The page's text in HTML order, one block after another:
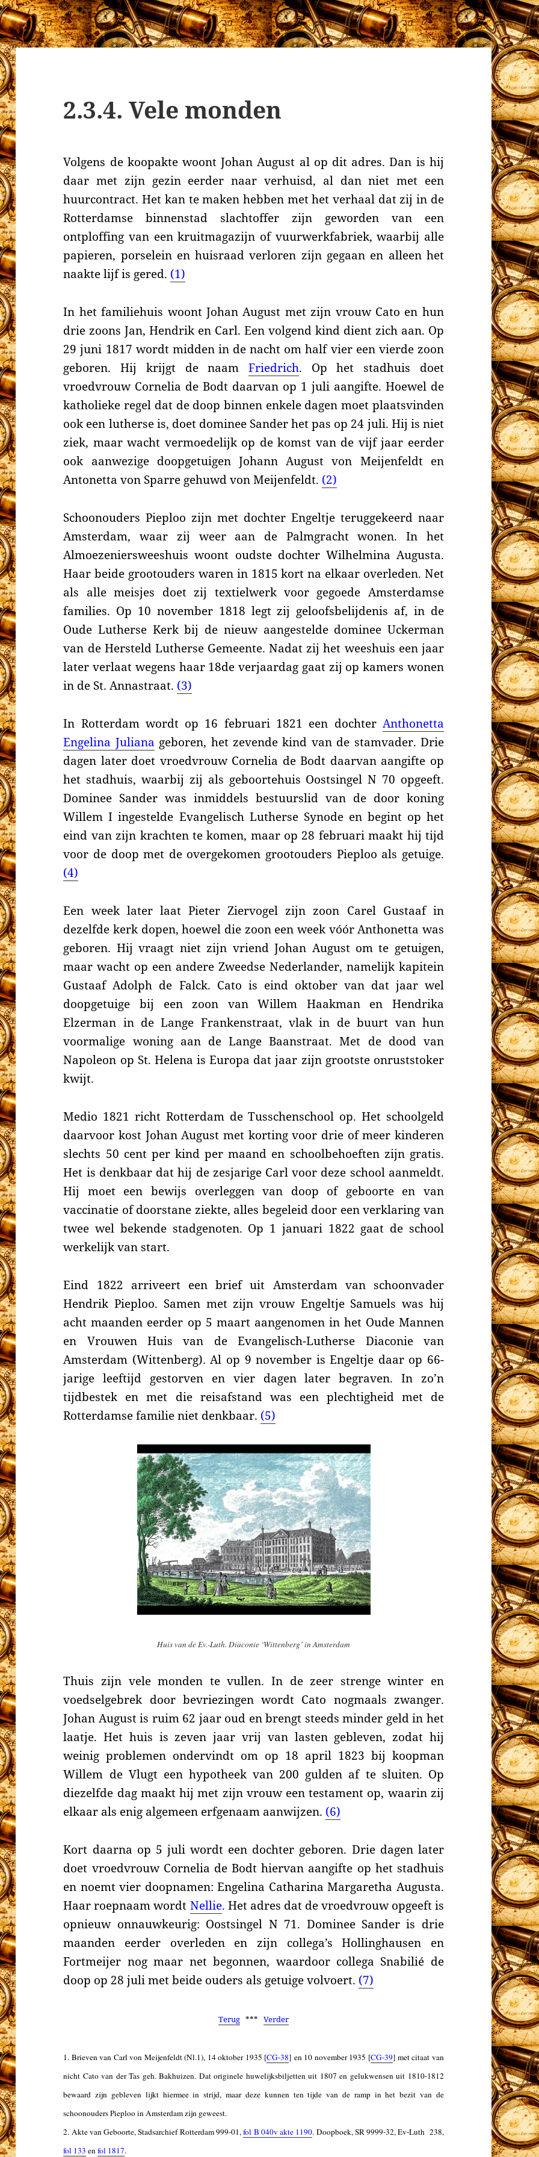
2.3.4. Vele monden
Volgens de koopakte woont Johan August al op dit adres. Dan is hij
daar met zijn gezin eerder naar verhuisd, al dan niet met een
huurcontract. Het kan te maken hebben met het verhaal dat zij in de
Rotterdamse binnenstad slachtoffer zijn geworden van een
ontploffing van een kruitmagazijn of vuurwerkfabriek, waarbij alle
papieren, porselein en huisraad verloren zijn gegaan en alleen het
naakte lijf is gered. (1)
In het familiehuis woont Johan August met zijn vrouw Cato en hun
drie zoons Jan, Hendrik en Carl. Een volgend kind dient zich aan. Op
29 juni 1817 wordt midden in de nacht om half vier een vierde zoon
geboren. Hij krijgt de naam Friedrich. Op het stadhuis doet
vroedvrouw Cornelia de Bodt daarvan op 1 juli aangifte. Hoewel de
katholieke regel dat de doop binnen enkele dagen moet plaatsvinden
ook een lutherse is, doet dominee Sander het pas op 24 juli. Hij is niet
ziek, maar wacht vermoedelijk op de komst van de vijf jaar eerder
ook aanwezige doopgetuigen Johann August von Meijenfeldt en
Antonetta von Sparre gehuwd von Meijenfeldt. (2)
Schoonouders Pieploo zijn met dochter Engeltje teruggekeerd naar
Amsterdam, waar zij weer aan de Palmgracht wonen. In het
Almoezeniersweeshuiswoont oudste dochter Wilhelmina Augusta.
Haar beide grootouders waren in 1815 kort na elkaar overleden. Net
als alle meisjes doet zij textielwerk voor gegoede Amsterdamse
families. Op 10 november 1818 legt zij geloofsbelijdenis af, in de
Oude Lutherse Kerk bij de nieuw aangestelde dominee Uckerman
van de Hersteld Lutherse Gemeente. Nadat zij het weeshuis een jaar
later verlaat wegens haar 18de verjaardag gaat zij op kamers wonen
in de St. Annastraat. (3)
In Rotterdam wordt op 16 februari 1821 een dochter Anthonetta
Engelina Juliana geboren, het zevende kind van de stamvader. Drie
dagen later doet vroedvrouw Cornelia de Bodt daarvan aangifte op
het stadhuis, waarbij zij als geboortehuis Oostsingel N 70 opgeeft.
Dominee Sander was inmiddels bestuurslid van de door koning
Willem I ingestelde Evangelisch Lutherse Synode en begint op het
eind van zijn krachten te komen, maar op 28 februari maakt hij tijd
voor de doop met de overgekomen grootouders Pieploo als getuige.
(4)
Een week later laat Pieter Ziervogel zijn zoon Carel Gustaaf in
dezelfde kerk dopen, hoewel die zoon een week vóór Anthonetta was
geboren. Hij vraagt niet zijn vriend Johan August om te getuigen,
maarwacht op een andere Zweedse Nederlander, namelijk kapitein
Gustaaf Adolph de Falck. Cato is eind oktober van dat jaar wel
doopgetuige bij een zoon van Willem Haakman en Hendrika
Elzerman in de Lange Frankenstraat, vlak in de buurt van hun
voormalige woning aan de Lange Baanstraat. Met de dood van
Napoleon op St. Helena isEuropa dat jaar zijn grootste onruststoker
kwijt.
Medio 1821 richt Rotterdam de Tusschenschool op. Het schoolgeld
daarvoor kost Johan August met korting voor drie of meer kinderen
slechts 50 cent per kind per maand en schoolbehoeften zijn gratis.
Het is denkbaar dat hij de zesjarige Carl voor deze school aanmeldt.
Hij moet een bewijs overleggen van doop of geboorte en van
vaccinatie of doorstane ziekte, alles begeleid door een verklaring van
twee wel bekende stadgenoten. Op 1 januari 1822 gaat de school
werkelijk van start.
Eind 1822 arriveert een brief uit Amsterdam van schoonvader
Hendrik Pieploo. Samen met zijn vrouw Engeltje Samuelswas hij
acht maanden eerder op 5 maart aangenomen in het Oude Mannen
en Vrouwen Huis van de Evangelisch-Lutherse Diaconie van
Amsterdam (Wittenberg). Al op 9 november is Engeltje daar op 66-
jarige leeftijd gestorven en vier dagen later begraven. In zo’n
tijdbestek en met die reisafstand was een plechtigheid met de
Rotterdamse familie niet denkbaar. (5)
Huis van de Ev.-Luth. Diaconie ‘Wittenberg’ in Amsterdam
Thuis zijn vele monden te vullen. In de zeer strenge winter en
voedselgebrek door bevriezingen wordt Cato nogmaals zwanger.
Johan August is ruim 62 jaar oud en brengt steeds minder geld in het
laatje. Het huis is zeven jaar vrij van lasten gebleven, zodat hij
weinig problemen ondervindt om op 18 april 1823 bij koopman
Willem de Vlugt een hypotheek van 200 gulden af te sluiten. Op
diezelfde dag maakt hij met zijn vrouw een testament op, waarin zij
elkaar als enig algemeen erfgenaam aanwijzen. (6)
Kort daarna op 5 juli wordt een dochter geboren. Drie dagen later
doet vroedvrouw Cornelia de Bodt hiervan aangifte op het stadhuis
en noemt vier doopnamen: Engelina Catharina Margaretha Augusta.
Haar roepnaam wordt Nellie. Het adres dat de vroedvrouw opgeeft is
opnieuw onnauwkeurig: Oostsingel N 71. Dominee Sander is drie
maanden eerder overleden en zijn collega’s Hollinghausen en
Fortmeijer nog maar net begonnen, waardoor collega Snabilié de
doop op 28 juli met beide ouders als getuige volvoert. (7)
Terug ***Verder
1. Brieven van Carl von Meijenfeldt (Nl.1), 14 oktober 1935 [CG-38] en 10 november 1935 [CG-39] met citaat van
nicht Cato van der Tas geh. Bakhuizen. Dat originele huwelijksbiljetten uit 1807 en gelukwensen uit 1810-1812
bewaard zijn gebleven lijkt hiermee in strijd, maar deze kunnen ten tijde van de ramp in het bezit van de
schoonouders Pieplooin Amsterdam zijn geweest.
2. Akte vanGeboorte, Stadsarchief Rotterdam 999-01,fol B 040v akte 1190. Doopboek, SR 9999-32, Ev-Luth 238,
fol 133 enfol 1817.